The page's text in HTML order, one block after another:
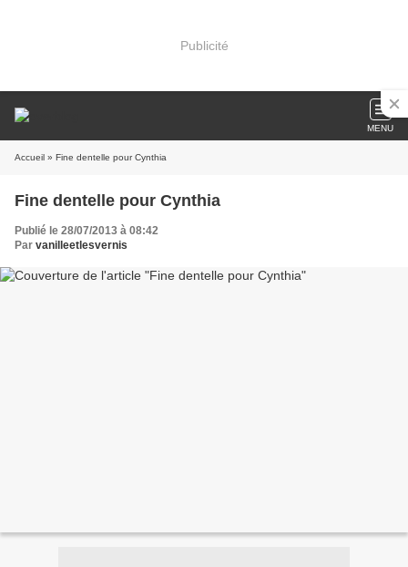
Publicité
MENU
Accueil » Fine dentelle pour Cynthia
Fine dentelle pour Cynthia
Publié le 28/07/2013 à 08:42
Par vanilleetlesvernis